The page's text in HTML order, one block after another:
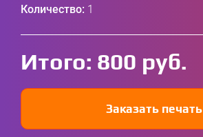
Количество: 1
Итого: 800
Заказать печать